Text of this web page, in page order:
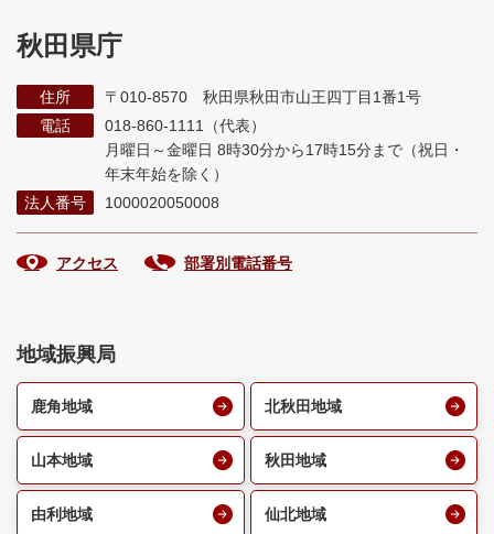
秋田県庁
住所
〒010-8570 秋田県秋田市山王四丁目1番1号
電話
018-860-1111（代表）
月曜日～金曜日 8時30分から17時15分まで （祝日・
年末年始を除く）
法人番号
1000020050008
アクセス 部署別電話番号
地域振興局
鹿角地域 北秋田地域
山本地域 秋田地域
由利地域 仙北地域